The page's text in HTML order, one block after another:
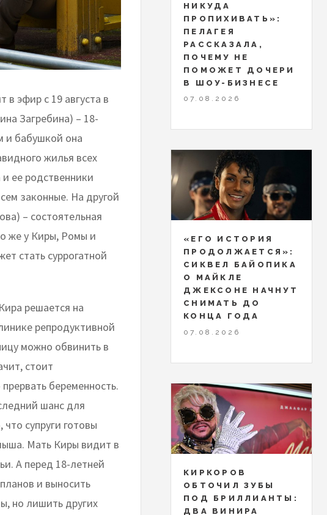
в эфир с 19 августа в
Загребина) – 18-
и бабушкой она
жилья всех
ее родственники
законные. На другой
– состоятельная
же у Киры, Ромы и
стать суррогатной
решается на
репродуктивной
можно обвинить в
стоит
беременность.
шанс для
супруги готовы
Мать Киры видит в
А перед 18-летней
и выносить
но лишить других
НИКУДА
ПРОПИХИВАТЬ»:
ПЕЛАГЕЯ
РАССКАЗАЛА,
ПОЧЕМУ НЕ
ПОМОЖЕТ ДОЧЕРИ
В ШОУ-БИЗНЕСЕ
07.08.2026
«ЕГО ИСТОРИЯ
ПРОДОЛЖАЕТСЯ»:
СИКВЕЛ БАЙОПИКА
О МАЙКЛЕ
ДЖЕКСОНЕ НАЧНУТ
СНИМАТЬ ДО
КОНЦА ГОДА
07.08.2026
КИРКОРОВ
ОБТОЧИЛ ЗУБЫ
ПОД БРИЛЛИАНТЫ:
ДВА ВИНИРА